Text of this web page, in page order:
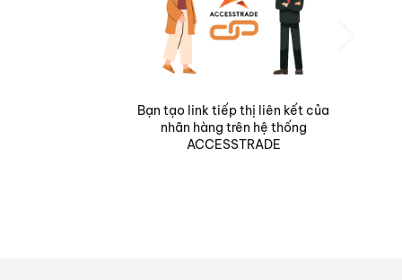
Bạn tạo link tiếp thị liên kết của
nhãn hàng trên hệ thống
ACCESSTRADE